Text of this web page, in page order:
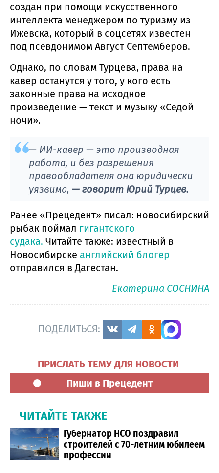
создан при помощи искусственного
интеллекта менеджером по туризму из
Ижевска, который в соцсетях известен
под псевдонимом Август Септемберов.
Однако, по словам Турцева, права на
кавер останутся у того, у кого есть
законные права на исходное
произведение — текст и музыку «Седой
ночи».
— ИИ-кавер — это производная
работа, и без разрешения
правообладателя она юридически
уязвима, — говорит Юрий Турцев.
Ранее «Прецедент» писал: новосибирский
рыбак поймал гигантского
судака. Читайте также: известный в
Новосибирске английский блогер
отправился в Дагестан.
Екатерина СОСНИНА
ПОДЕЛИТЬСЯ:
ПРИСЛАТЬ ТЕМУ ДЛЯ НОВОСТИ
Пиши в Прецедент
ЧИТАЙТЕ ТАКЖЕ
Губернатор НСО поздравил
строителей с 70-летним юбилеем
профессии